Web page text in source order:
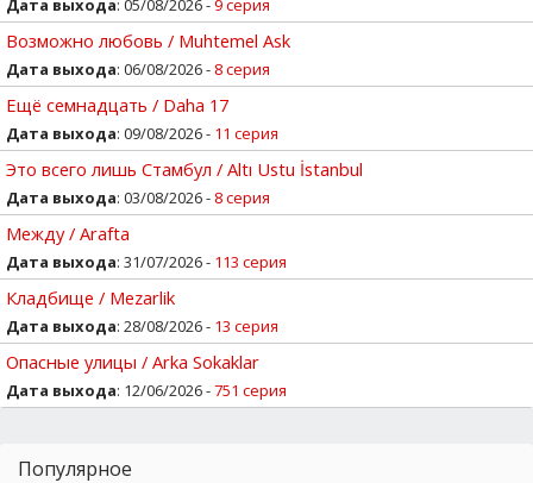
Дата выхода: 05/08/2026 -9 серия
Возможно любовь / Muhtemel Ask
Дата выхода: 06/08/2026 - 8 серия
Ещё семнадцать / Daha 17
Дата выхода: 09/08/2026 - 11 серия
Это всего лишь Стамбул / Altı Ustu İstanbul
Дата выхода: 03/08/2026 - 8 серия
Между / Arafta
Дата выхода: 31/07/2026 - 113 серия
Кладбище / Mezarlik
Дата выхода: 28/08/2026 - 13 серия
Опасные улицы / Arka Sokaklar
Дата выхода: 12/06/2026 -751 серия
Популярное